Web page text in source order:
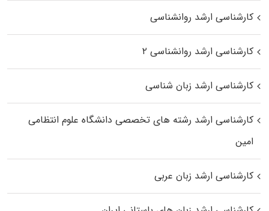
کارشناسی ارشد روانشناسی
کارشناسی ارشد روانشناسی ۲
کارشناسی ارشد زبان شناسی
کارشناسی ارشد رﺷﺘﻪ ﻫﺎی تخصصی داﻧﺸﮕﺎه ﻋﻠﻮم انتظامی
اﻣﻴﻦ
کارشناسی ارشد زبان عربی